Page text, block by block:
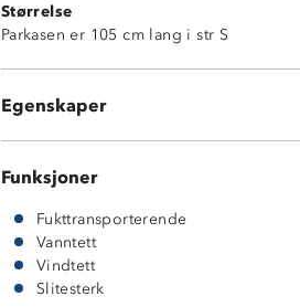
Størrelse
Parkasen er 105 cm lang i str S
Egenskaper
Enhåndsstramming nederst i sidene
Borrelåsjustering rundt håndledd
Knagghempe i nakken
Funksjoner
Fukttransporterende
Vanntett
Vindtett
Slitesterk